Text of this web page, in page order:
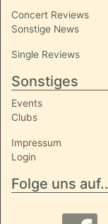
Concert Reviews
Sonstige News
Single Reviews
Sonstiges
Events
Clubs
Impressum
Login
Folge uns auf..